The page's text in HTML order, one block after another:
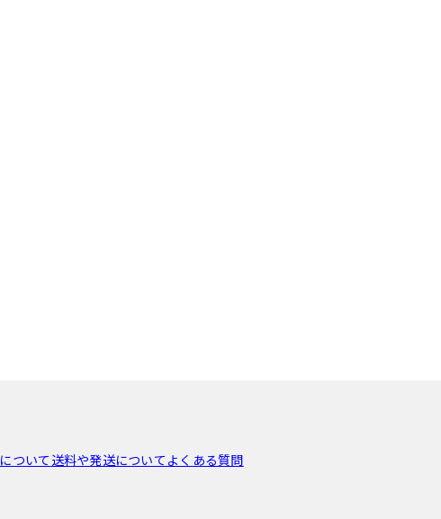
ついて 送料や発送について よくある質問